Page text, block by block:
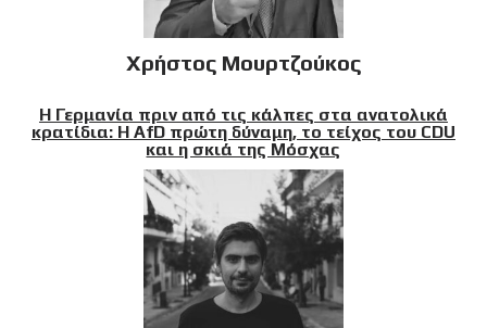
Χρήστος Μουρτζούκος
Η Γερμανία πριν από τις κάλπες στα ανατολικά
κρατίδια: Η AfD πρώτη δύναμη, το τείχος του CDU
και η σκιά της Μόσχας